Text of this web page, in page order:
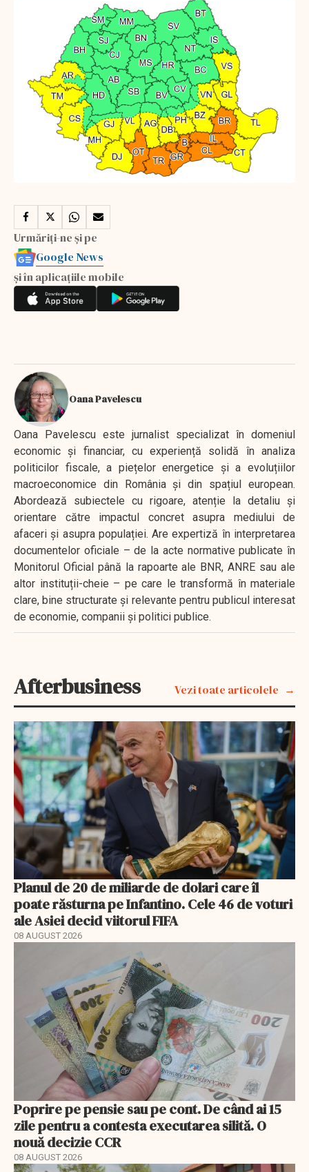
Urmăriți-ne și pe
Google News
și în aplicațiile mobile
Oana Pavelescu
Oana Pavelescu este jurnalist specializat în domeniul
economic și financiar, cu experiență solidă în analiza
politicilor fiscale, a piețelor energetice și a evoluțiilor
macroeconomice din România și din spațiul european.
Abordează subiectele cu rigoare, atenție la detaliu și
orientare către impactul concret asupra mediului de
afaceri și asupra populației. Are expertiză în interpretarea
documentelor oficiale – de la acte normative publicate în
Monitorul Oficial până la rapoarte ale BNR, ANRE sau ale
altor instituții-cheie – pe care le transformă în materiale
clare, bine structurate și relevante pentru publicul interesat
de economie, companii și politici publice.
Afterbusiness Vezi toate articolele
Planul de 20 de miliarde de dolari care îl
poate răsturna pe Infantino. Cele 46 de voturi
ale Asiei decid viitorul FIFA
08 AUGUST 2026
Poprire pe pensie sau pe cont. De când ai 15
zile pentru a contesta executarea silită. O
nouă decizie CCR
08 AUGUST 2026